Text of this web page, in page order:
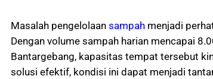
Masalah pengelolaan sampah menjadi
Dengan volume sampah harian mencapai
Bantargebang, kapasitas tempat tersebut
solusi efektif, kondisi ini dapat menjadi